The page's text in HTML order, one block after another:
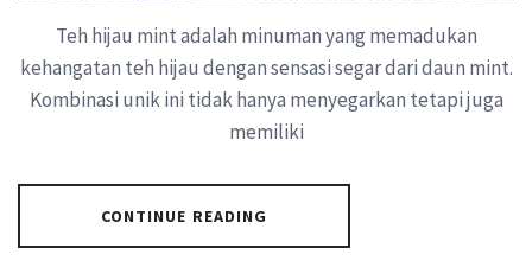
Teh hijau mint adalah minuman yang memadukan
kehangatan teh hijau dengan sensasi segar dari daun mint.
Kombinasi unik ini tidak hanya menyegarkan tetapi juga
memiliki
CONTINUE READING